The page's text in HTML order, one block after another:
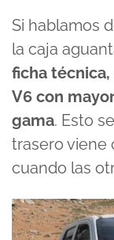
Si hablamos
la caja
ficha
V6 con
gama. Esto
trasero viene
cuando las